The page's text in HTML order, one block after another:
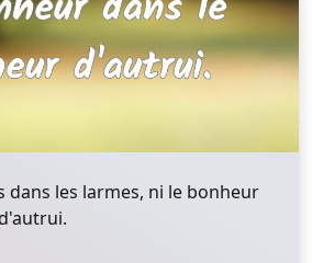
dans les larmes, ni le bonheur